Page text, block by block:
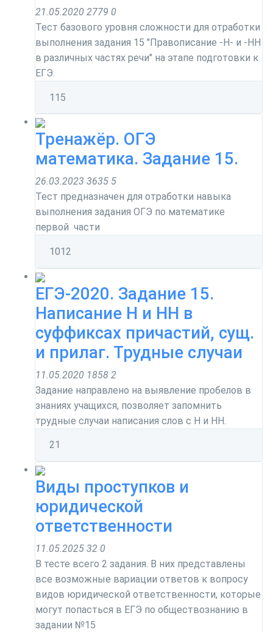
21.05.2020 2779 0
Тест базового уровня сложности для отработки
выполнения задания 15 "Правописание -Н- и -НН
в различных частях речи" на этапе подготовки к
ЕГЭ.
1 15
Тренажёр. ОГЭ
математика. Задание 15.
26.03.2023 3635 5
Тест предназначен для отработки навыка
выполнения задания ОГЭ по математике
первой части
1012
ЕГЭ-2020. Задание 15.
Написание Н и НН в
суффиксах причастий, сущ.
и прилаг. Трудные случаи
11.05.2020 1858 2
Задание направлено на выявление пробелов в
знаниях учащихся, позволяет запомнить
трудные случаи написания слов с Н и НН.
21
Виды проступков и
юридической
ответственности
11.05.2025 32 0
В тесте всего 2 задания. В них представлены
все возможные вариации ответов к вопросу
видов юридической ответственности, которые
могут попасться в ЕГЭ по обществознанию в
задании №15